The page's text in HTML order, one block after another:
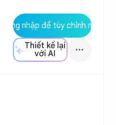
Đăng nhập để tùy chỉnh mẫu
Thiết kế lại
với AI